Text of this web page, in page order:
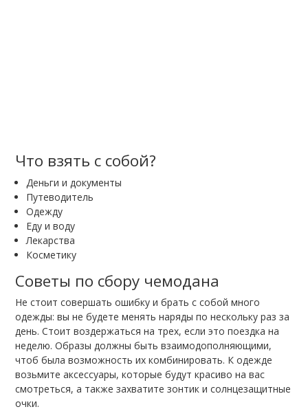
Что взять с собой?
Деньги и документы
Путеводитель
Одежду
Еду и воду
Лекарства
Косметику
Советы по сбору чемодана
Не стоит совершать ошибку и брать с собой много
одежды: вы не будете менять наряды по нескольку раз за
день. Стоит воздержаться на трех, если это поездка на
неделю. Образы должны быть взаимодополняющими,
чтоб была возможность их комбинировать. К одежде
возьмите аксессуары, которые будут красиво на вас
смотреться, а также захватите зонтик и солнцезащитные
очки.